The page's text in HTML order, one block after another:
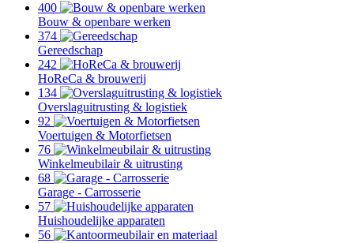
400
Bouw & openbare werken
374
Gereedschap
242
HoReCa & brouwerij
134
Overslaguitrusting & logistiek
92
Voertuigen & Motorfietsen
76
Winkelmeubilair & uitrusting
68
Garage - Carrosserie
57
Huishoudelijke apparaten
56